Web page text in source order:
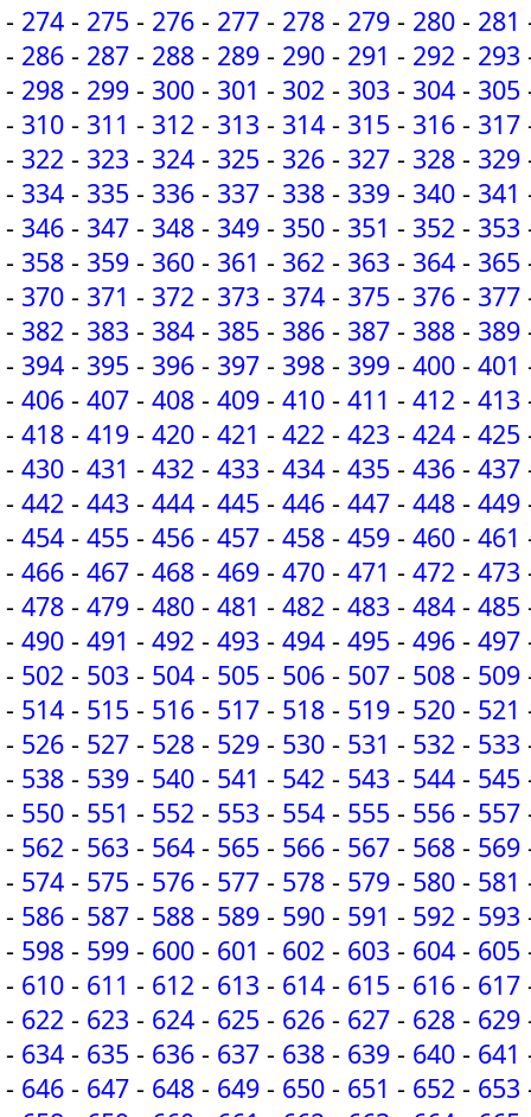
- 274 - 275 - 276 - 277 - 278 - 279 - 280 - 281
- 286 - 287 - 288 - 289 - 290 - 291 - 292 - 293
- 298 - 299 - 300 - 301 - 302 - 303 - 304 - 305
- 310 - 311 - 312 - 313 - 314 - 315 - 316 - 317
- 322 - 323 - 324 - 325 - 326 - 327 - 328 - 329
- 334 - 335 - 336 - 337 - 338 - 339 - 340 - 341
- 346 - 347 - 348 - 349 - 350 - 351 - 352 - 353
- 358 - 359 - 360 - 361 - 362 - 363 - 364 - 365
- 370 - 371 - 372 - 373 - 374 - 375 - 376 - 377
- 382 - 383 - 384 - 385 - 386 - 387 - 388 - 389
- 394 - 395 - 396 - 397 - 398 - 399 - 400 - 401
- 406 - 407 - 408 - 409 - 410 - 411 - 412 - 413
- 418 - 419 - 420 - 421 - 422 - 423 - 424 - 425
- 430 - 431 - 432 - 433 - 434 - 435 - 436 - 437
- 442 - 443 - 444 - 445 - 446 - 447 - 448 - 449
- 454 - 455 - 456 - 457 - 458 - 459 - 460 - 461
- 466 - 467 - 468 - 469 - 470 - 471 - 472 - 473
- 478 - 479 - 480 - 481 - 482 - 483 - 484 - 485
- 490 - 491 - 492 - 493 - 494 - 495 - 496 - 497
- 502 - 503 - 504 - 505 - 506 - 507 - 508 - 509
- 514 - 515 - 516 - 517 - 518 - 519 - 520 - 521
- 526 - 527 - 528 - 529 - 530 - 531 - 532 - 533
- 538 - 539 - 540 - 541 - 542 - 543 - 544 - 545
- 550 - 551 - 552 - 553 - 554 - 555 - 556 - 557
- 562 - 563 - 564 - 565 - 566 - 567 - 568 - 569
- 574 - 575 - 576 - 577 - 578 - 579 - 580 - 581
- 586 - 587 - 588 - 589 - 590 - 591 - 592 - 593
- 598 - 599 - 600 - 601 - 602 - 603 - 604 - 605
- 610 - 611 - 612 - 613 - 614 - 615 - 616 - 617
- 622 - 623 - 624 - 625 - 626 - 627 - 628 - 629
- 634 - 635 - 636 - 637 - 638 - 639 - 640 - 641
- 646 - 647 - 648 - 649 - 650 - 651 - 652 - 653